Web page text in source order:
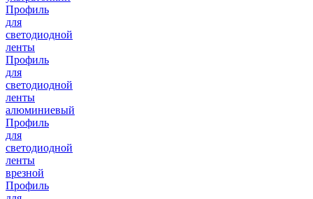
Профиль
для
светодиодной
ленты
Профиль
для
светодиодной
ленты
алюминиевый
Профиль
для
светодиодной
ленты
врезной
Профиль